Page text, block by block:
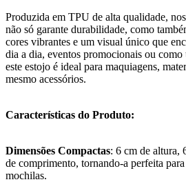
Produzida em TPU de alta qualidade,
não só garante durabilidade, como
cores vibrantes e um visual único que
dia a dia, eventos promocionais ou
este estojo é ideal para maquiagens,
mesmo acessórios.
Características do Produto:
Dimensões Compactas: 6 cm de altura,
de comprimento, tornando-a perfeita
mochilas.